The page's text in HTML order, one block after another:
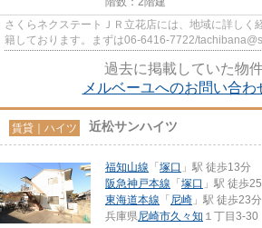
さくらネクステートＪＲ立花店には、地域に詳しく
籍しております。まずは06-6416-7722/
過去に掲載していた物件
メルベーユへのお問い合わ
賃貸｜ハイツ 近松サンハイツ
福知山線 「 塚口 」駅 徒歩13分
阪急神戸本線 「 塚口 」駅 徒歩
東海道本線 「 尼崎 」駅 徒歩23分
兵庫県尼崎市久々知 １丁目3-30